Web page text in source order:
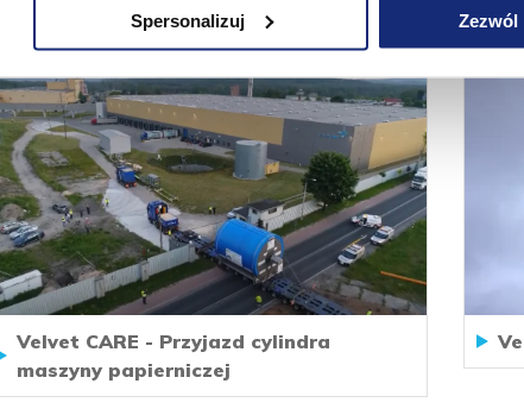
Spersonalizuj Zezwól
Velvet CARE - Przyjazd cylindra
maszyny papierniczej